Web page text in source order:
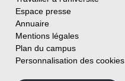
Espace presse
Annuaire
Mentions légales
Plan du campus
Personnalisation des cookies